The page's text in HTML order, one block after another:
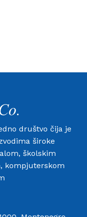
društvo čija je
široke
školskim
kompjuterskom